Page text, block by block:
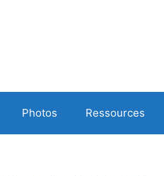
Photos Ressources